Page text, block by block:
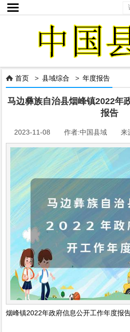

 首页 >县域综合 >年度报告
马边彝族自治县烟峰镇2022年
报告
2023-11-08 作者:中国县域 来源:
烟峰镇2022年政府信息公开工作年度报